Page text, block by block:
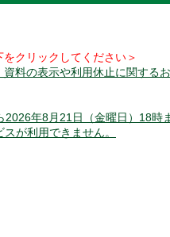
クリックしてください＞
資料の表示や利用休止に関する
2026年8月21日（金曜日）18時
が利用できません。